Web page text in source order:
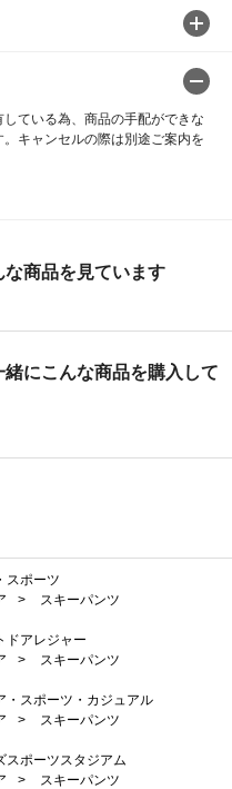
ている為、商品の手配ができな
キャンセルの際は別途ご案内を
商品を見ています
にこんな商品を購入して
スポーツ
>
スキーパンツ
ドアレジャー
>
スキーパンツ
・スポーツ・カジュアル
>
スキーパンツ
スポーツスタジアム
>
スキーパンツ